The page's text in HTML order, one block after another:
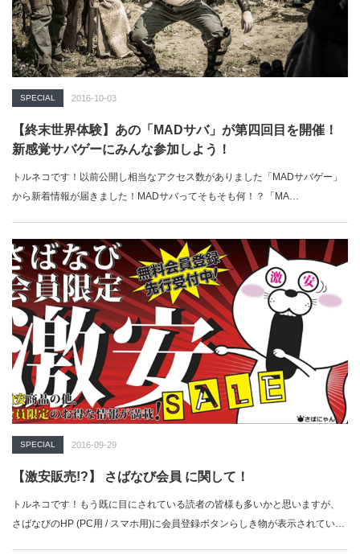
SPECIAL 2016-10-03
【終末世界体験】あの「MADサバ」が第四回目を開催！
新感覚サバゲーにみんな参加しよう！
トルネコです！以前公開し相当なアクセス数がありました「MADサバゲー」
から新着情報が届きました！MADサバってそもそも何！？「MA…
SPECIAL 2016-09-29
【激安販売!?】 さばなび会員 に関して！
トルネコです！もう既に目にされている読者の皆様も多いかと思いますが、
さばなびのHP (PC用 / スマホ用)に会員登録ボタンらしき物が表示されてい…